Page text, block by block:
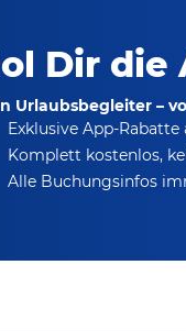
Dir die
Urlaubsbegleiter –
Exklusive App-Rabatte
Komplett kostenlos,
Alle Buchungsinfos